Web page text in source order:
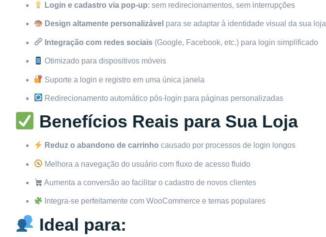
Login e cadastro via pop-up: sem redirecionamentos, sem interrupções
Design altamente personalizável para se adaptar à identidade visual da sua loja
Integração com redes sociais (Google, Facebook, etc.) para login simplificado
Otimizado para dispositivos móveis
Suporte a login e registro em uma única janela
Redirecionamento automático pós-login para páginas personalizadas
Benefícios Reais para Sua Loja
Reduz o abandono de carrinho causado por processos de login longos
Melhora a navegação do usuário com fluxo de acesso fluido
Aumenta a conversão ao facilitar o cadastro de novos clientes
Integra-se perfeitamente com WooCommerce e temas populares
Ideal para: